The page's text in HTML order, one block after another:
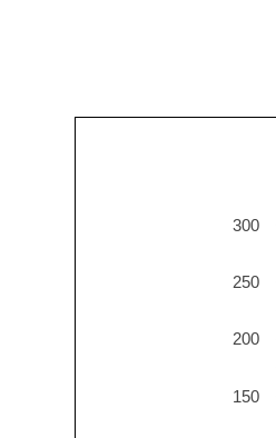
150
200
250
300